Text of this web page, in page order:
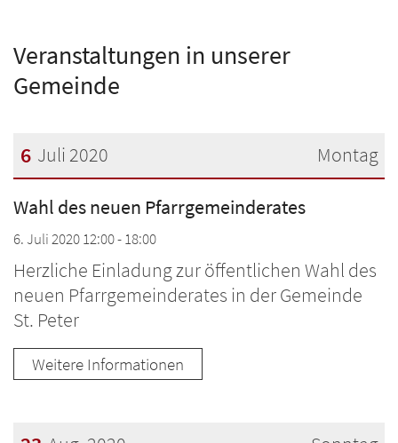
Veranstaltungen in unserer
Gemeinde
Montag
6 Juli 2020
Datum: 6. Juli 2020
Wahl des neuen Pfarrgemeinderates
6. Juli 2020 12:00 - 18:00
Herzliche Einladung zur öffentlichen Wahl des
neuen Pfarrgemeinderates in der Gemeinde
St. Peter
Weitere Informationen